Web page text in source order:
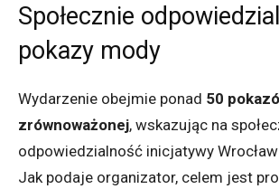
Społecznie
pokazy mody
Wydarzenie obejmie ponad 50
zrównoważonej, wskazując na
odpowiedzialność inicjatywy Wrocław
Jak podaje organizator, celem jest